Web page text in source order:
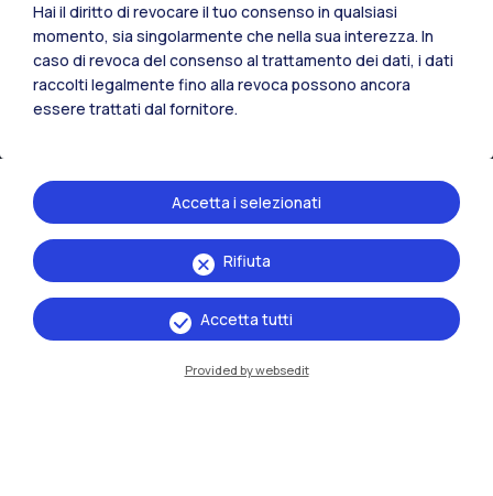
IT EN
Hai il diritto di revocare il tuo consenso in qualsiasi
momento, sia singolarmente che nella sua interezza. In
caso di revoca del consenso al trattamento dei dati, i dati
raccolti legalmente fino alla revoca possono ancora
essere trattati dal fornitore.
Rifiuta
Accetta i selezionati
Accetta tutti
Provided by websedit